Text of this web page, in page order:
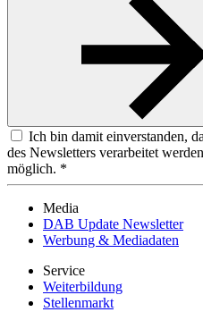
Ich bin damit einverstanden,
des Newsletters verarbeitet
möglich. *
Media
DAB Update Newsletter
Werbung & Mediadaten
Service
Weiterbildung
Stellenmarkt